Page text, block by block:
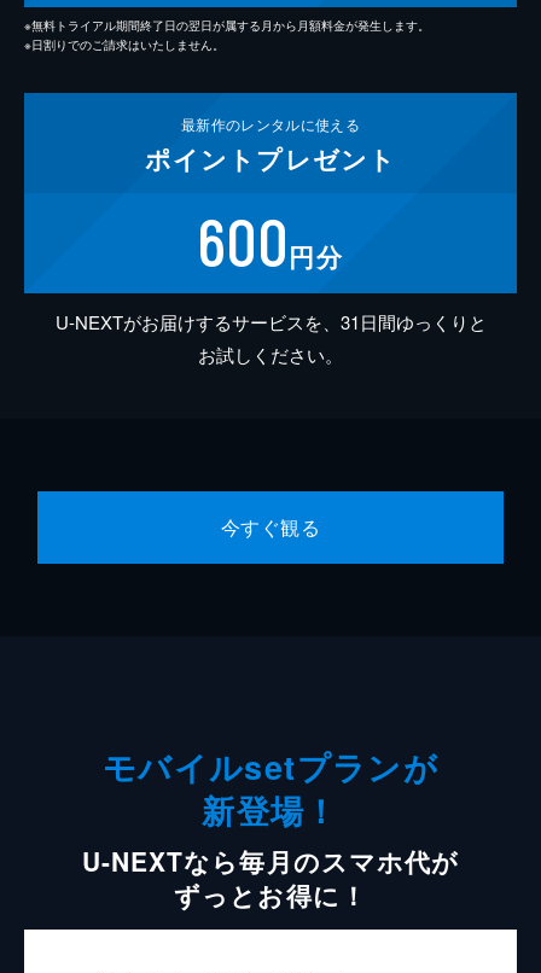
※無料トライアル期間終了日の翌日が属する月から月額料金が発生します。
※日割りでのご請求はいたしません。
最新作のレンタルに使える
ポイント プレゼント
600円分
U-NEXTがお届けするサービスを、31日間ゆっくりと
お試しください。
今すぐ観る
モバイルsetプランが
新登場！
U-NEXTなら毎月のスマホ代が
ずっとお得に！